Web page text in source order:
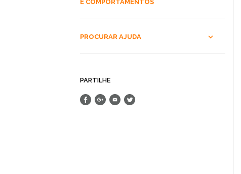
E COMPORTAMENTOS
PROCURAR AJUDA
PARTILHE